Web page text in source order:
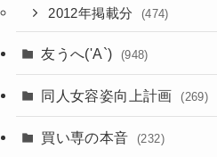
2012年掲載分 (474)
友うへ('A`) (948)
同人女容姿向上計画 (269)
買い専の本音 (232)